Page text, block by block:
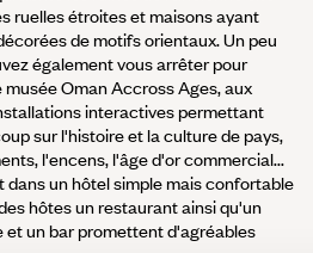
ruelles étroites et maisons ayant
de motifs orientaux. Un peu
également vous arrêter pour
Oman Accross Ages, aux
interactives permettant
sur l'histoire et la culture de pays,
l'encens, l'âge d'or commercial...
dans un hôtel simple mais confortable
hôtes un restaurant ainsi qu'un
et un bar promettent d'agréables